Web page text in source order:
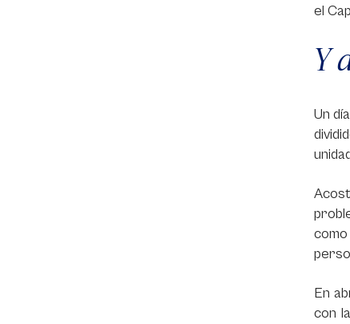
el
Y
Un
En
con